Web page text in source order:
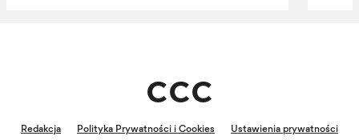
Redakcja Polityka Prywatności i Cookies Ustawienia prywatności